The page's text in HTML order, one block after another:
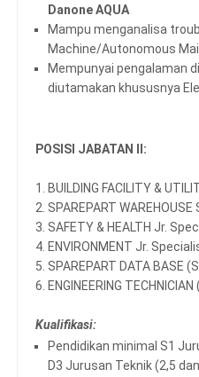
Danone AQUA
Mampu menganalisa
Machine/Autonomous
Mempunyai pengalaman
diutamakan khususnya
POSISI JABATAN II:
1. BUILDING FACILITY &
2. SPAREPART WAREHOUSE
3. SAFETY & HEALTH Jr.
4. ENVIRONMENT Jr.
5. SPAREPART DATA BASE
6. ENGINEERING TECHNICIAN
Kualifikasi:
Pendidikan minimal S1
D3 Jurusan Teknik (2,5